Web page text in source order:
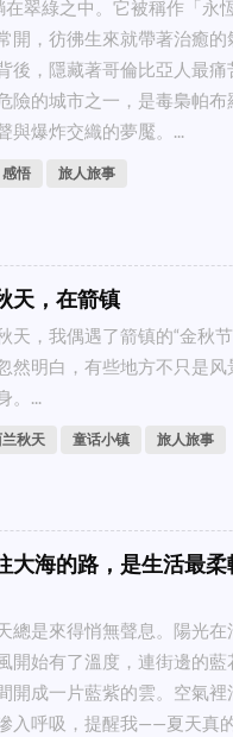
翠綠之中。它被稱作「永
開，彷彿生來就帶著治癒
後，隱藏著哥倫比亞人最痛
險的城市之一，是毒梟帕
與爆炸交織的夢魘。...
感悟 旅人旅事
天，在箭镇
天，我偶遇了箭镇的“金秋节”
然明白，有些地方不只是风
。...
秋天 童话小镇 旅人旅事
大海的路，是生活最柔
總是來得悄無聲息。陽光在
開始有了溫度，連街邊的藍
開成一片藍紫的雲。空氣裡
入呼吸，提醒我——夏天真